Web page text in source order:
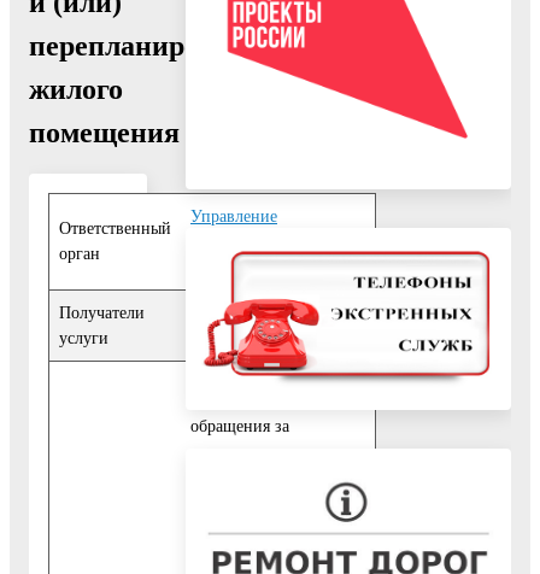
перепланировки
жилого
помещения
Ответственный
орган
Управление
градостроительства
Получатели
услуги
Физические лица,
Юридические лица
обращения за
непосредственно самим
заявителем,